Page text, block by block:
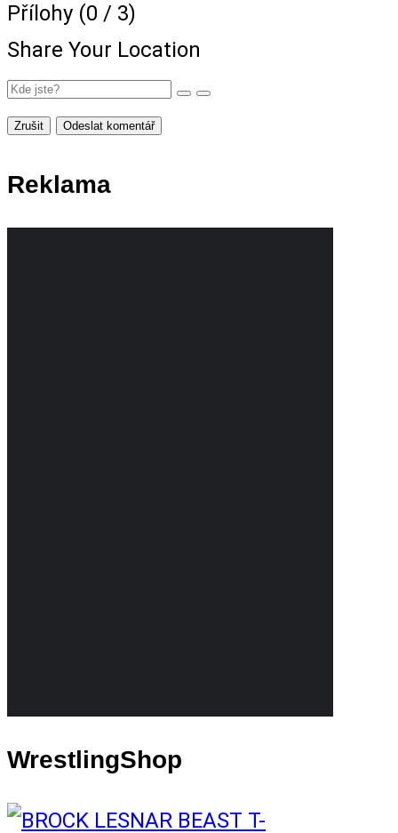
Přílohy (0 / 3)
Share Your Location
Zrušit Odeslat komentář
Reklama
WrestlingShop